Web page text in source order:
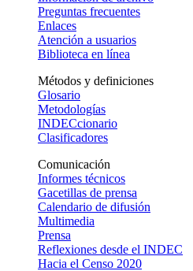
Preguntas frecuentes
Enlaces
Atención a usuarios
Biblioteca en línea
Métodos y definiciones
Glosario
Metodologías
INDECcionario
Clasificadores
Comunicación
Informes técnicos
Gacetillas de prensa
Calendario de difusión
Multimedia
Prensa
Reflexiones desde el INDEC
Hacia el Censo 2020